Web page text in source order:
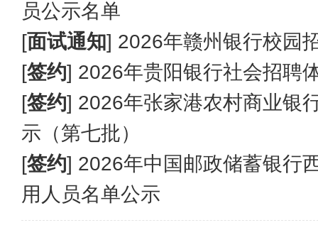
员公示名单
[面试通知] 2026年赣州银行校园
[签约] 2026年贵阳银行社会招聘
[签约] 2026年张家港农村商业银
示（第七批）
[签约] 2026年中国邮政储蓄银行
用人员名单公示